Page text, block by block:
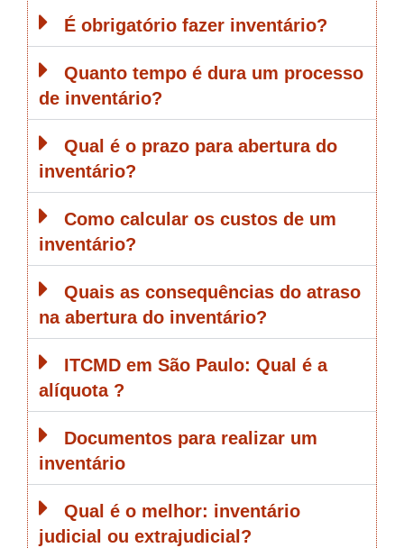
É obrigatório fazer inventário?
Quanto tempo é dura um processo
de inventário?
Qual é o prazo para abertura do
inventário?
Como calcular os custos de um
inventário?
Quais as consequências do atraso
na abertura do inventário?
ITCMD em São Paulo: Qual é a
alíquota ?
Documentos para realizar um
inventário
Qual é o melhor: inventário
judicial ou extrajudicial?